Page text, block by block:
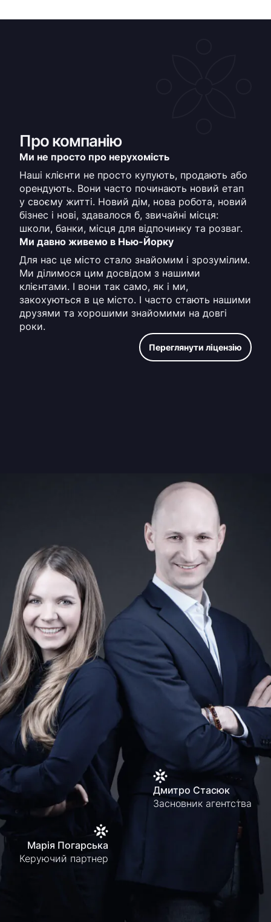
Про компанію
Ми не просто про нерухомість
Наші клієнти не просто купують, продають або
орендують. Вони часто починають новий етап
у своєму житті. Новий дім, нова робота, новий
бізнес і нові, здавалося б, звичайні місця:
школи, банки, місця для відпочинку та розваг.
Ми давно живемо в Нью-Йорку
Для нас це місто стало знайомим і зрозумілим.
Ми ділимося цим досвідом з нашими
клієнтами. І вони так само, як і ми,
закохуються в це місто. І часто стають нашими
друзями та хорошими знайомими на довгі
роки.
Переглянути ліцензію
Марія Погарська
Керуючий партнер
Дмитро Стасюк
Засновник агентства